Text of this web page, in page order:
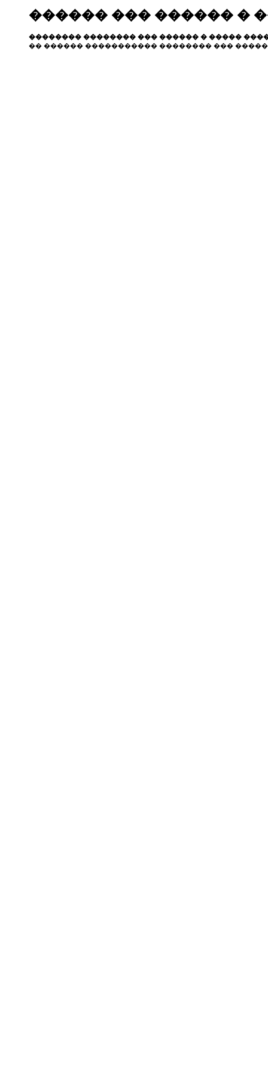
������ ��� ������ �
�������� �������� ��� ������ � �����
�� ������ ����������� �������� ���